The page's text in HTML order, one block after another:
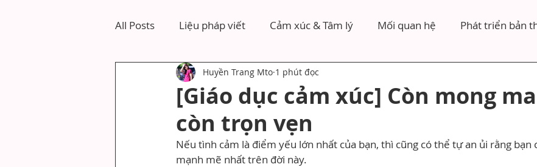
All Posts Liệu pháp viết Cảm xúc & Tâm lý Mối quan hệ Phát triển bản
[Giáo dục cảm xúc] Còn mong
còn trọn vẹn
Huyền Trang Mto 1 phút đọc
Nếu tình cảm là điểm yếu lớn nhất của bạn, thì cũng có thể tự an ủi rằng bạn
mạnh mẽ nhất trên đời này.